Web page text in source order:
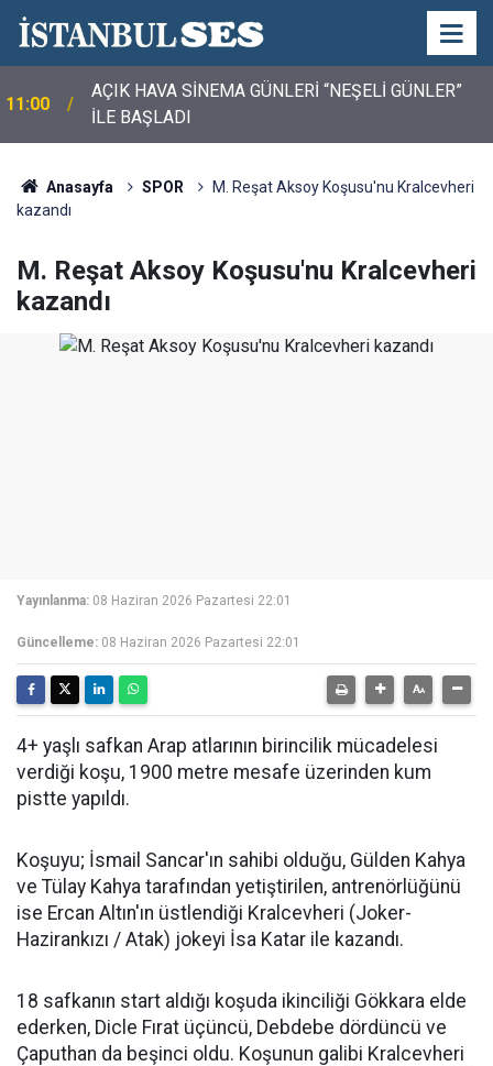
10:00
CHP Genel Başkanı Kemal Kılıçdaroğlu'ndan,
"Terörsüz Türkiye" Açıklaması: "Sürece Tereddütsüz
Katkı Vereceğiz"
Anasayfa SPOR
M. Reşat Aksoy Koşusu'nu Kralcevheri
kazandı
M. Reşat Aksoy Koşusu'nu Kralcevheri
kazandı
Yayınlanma: 08 Haziran 2026 Pazartesi 22:01
Güncelleme: 08 Haziran 2026 Pazartesi 22:01
4+ yaşlı safkan Arap atlarının birincilik mücadelesi
verdiği koşu, 1900 metre mesafe üzerinden kum
pistte yapıldı.
Koşuyu; İsmail Sancar'ın sahibi olduğu, Gülden Kahya
ve Tülay Kahya tarafından yetiştirilen, antrenörlüğünü
ise Ercan Altın'ın üstlendiği Kralcevheri (Joker-
Hazirankızı / Atak) jokeyi İsa Katar ile kazandı.
18 safkanın start aldığı koşuda ikinciliği Gökkara elde
ederken, Dicle Fırat üçüncü, Debdebe dördüncü ve
Çaputhan da beşinci oldu. Koşunun galibi Kralcevheri